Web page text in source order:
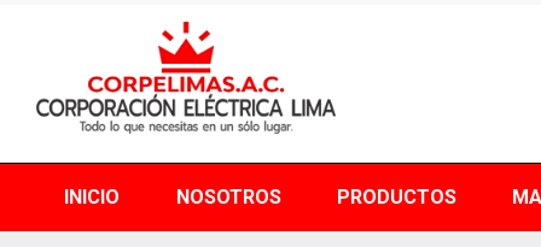
INICIO NOSOTROS PRODUCTOS